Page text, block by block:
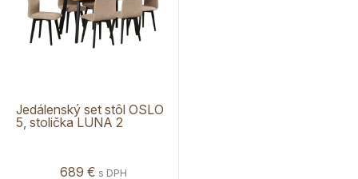
Jedálenský set stôl OSLO
5, stolička LUNA 2
689 € s DPH